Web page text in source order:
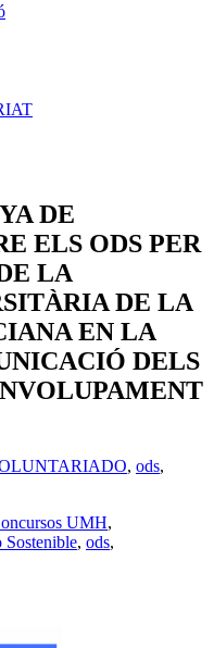
DE
ELS ODS PER
LA
DE LA
EN LA
DELS
, ods,
UMH,
Sostenible, ods,